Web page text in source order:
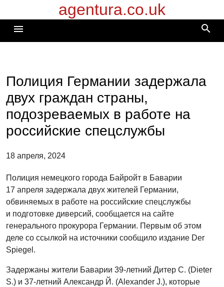
к
содержимому
agentura.co.uk
menu search
Полиция Германии задержала
двух граждан страны,
подозреваемых в работе на
российские спецслужбы
18 апреля, 2024
Полиция немецкого города Байройт в Баварии
17 апреля задержала двух жителей Германии,
обвиняемых в работе на российские спецслужбы
и подготовке диверсий, сообщается на сайте
генерального прокурора Германии. Первым об этом
деле со ссылкой на источники сообщило издание Der
Spiegel.
Задержаны жители Баварии 39-летний Дитер С. (Dieter
S.) и 37-летний Александр Й. (Alexander J.), которые